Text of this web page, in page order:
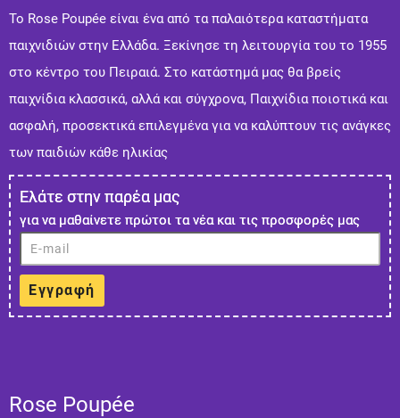
Το Rose Poupée είναι ένα από τα παλαιότερα καταστήματα
παιχνιδιών στην Ελλάδα. Ξεκίνησε τη λειτουργία του το 1955
στο κέντρο του Πειραιά. Στo κατάστημά μας θα βρείς
παιχνίδια κλασσικά, αλλά και σύγχρονα, Παιχνίδια ποιοτικά και
ασφαλή, προσεκτικά επιλεγμένα για να καλύπτουν τις ανάγκες
των παιδιών κάθε ηλικίας
Ελάτε στην παρέα μας
για να μαθαίνετε πρώτοι τα νέα και τις προσφορές μας
Εγγραφή
Rose Poupée